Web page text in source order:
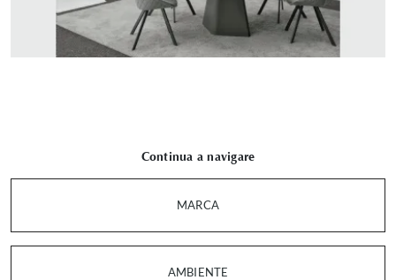
Continua a navigare
MARCA
AMBIENTE